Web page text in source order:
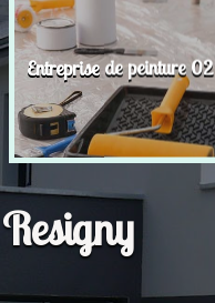
Entreprise de peinture 02